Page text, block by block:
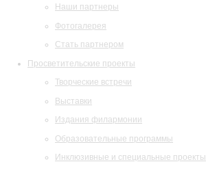
Наши партнеры
Фотогалерея
Стать партнером
Просветительские проекты
Творческие встречи
Выставки
Издания филармонии
Образовательные программы
Инклюзивные и специальные проекты